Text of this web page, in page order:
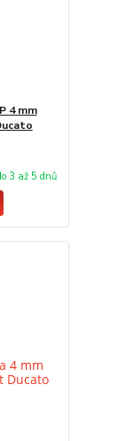
4 mm
3 až 5 dnů